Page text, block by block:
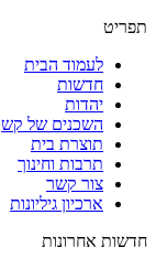
תפריט
לעמוד הבית
חדשות
יהדות
השכנים של קש
תוצרת בית
תרבות וחינוך
צור קשר
ארכיון גיליונות
חדשות אחרונות